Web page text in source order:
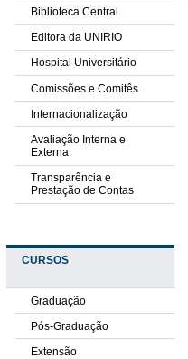
Biblioteca Central
Editora da UNIRIO
Hospital Universitário
Comissões e Comitês
Internacionalização
Avaliação Interna e
Externa
Transparência e
Prestação de Contas
CURSOS
Graduação
Pós-Graduação
Extensão